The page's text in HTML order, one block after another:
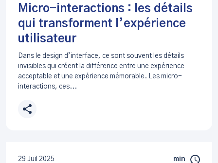
Micro-interactions : les détails
qui transforment l’expérience
utilisateur
Dans le design d’interface, ce sont souvent les détails
invisibles qui créent la différence entre une expérience
acceptable et une expérience mémorable. Les micro-
interactions, ces...
29 Juil 2025 min